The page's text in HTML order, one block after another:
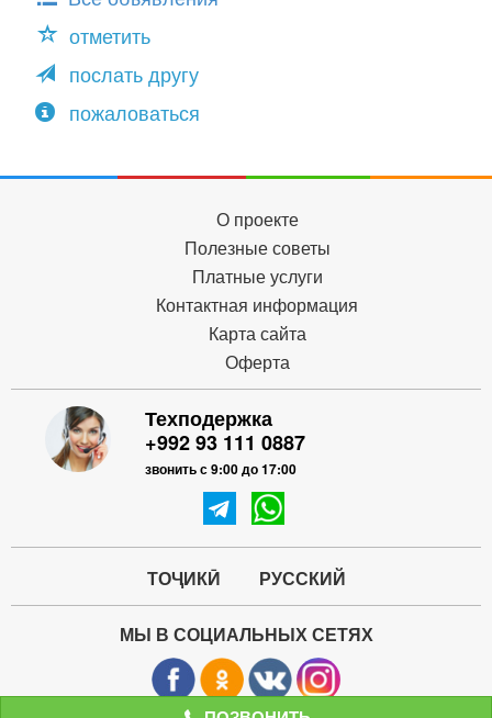
отметить
послать другу
пожаловаться
О проекте
Полезные советы
Платные услуги
Контактная информация
Карта сайта
Оферта
Техподержка
+992 93 111 0887
звонить с 9:00 до 17:00
ТОҶИКӢ РУССКИЙ
МЫ В СОЦИАЛЬНЫХ СЕТЯХ